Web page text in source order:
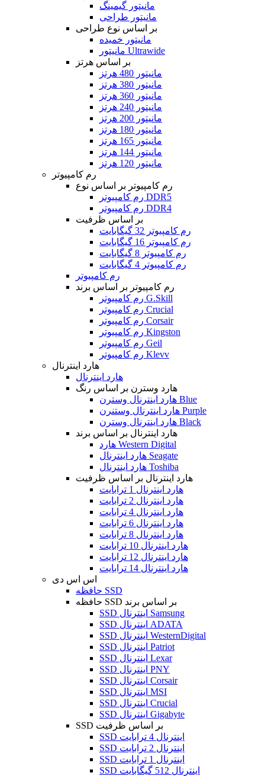
مانیتور گیمینگ
مانیتور طراحی
بر اساس نوع طراحی
مانیتور خمیده
مانیتور Ultrawide
بر اساس هرتز
مانیتور 480 هرتز
مانیتور 380 هرتز
مانیتور 360 هرتز
مانیتور 240 هرتز
مانیتور 200 هرتز
مانیتور 180 هرتز
مانیتور 165 هرتز
مانیتور 144 هرتز
مانیتور 120 هرتز
رم کامپیوتر
رم کامپیوتر بر اساس نوع
رم کامپیوتر DDR5
رم کامپیوتر DDR4
بر اساس ظرفیت
رم کامپیوتر 32 گیگابایت
رم کامپیوتر 16 گیگابایت
رم کامپیوتر 8 گیگابایت
رم کامپیوتر 4 گیگابایت
رم کامپیوتر
رم کامپیوتر بر اساس برند
رم کامپیوتر G.Skill
رم کامپیوتر Crucial
رم کامپیوتر Corsair
رم کامپیوتر Kingston
رم کامپیوتر Geil
رم کامپیوتر Klevv
هارد اینترنال
هارد اینترنال
هارد وسترن بر اساس رنگ
هارد اینترنال وسترن Blue
هارد اینترنال وستنرن Purple
هارد اینترنال وسترن Black
هارد اینترنال بر اساس برند
هارد Western Digital
هارد اینترنال Seagate
هارد اینترنال Toshiba
هارد اینترنال بر اساس ظرفیت
هارد اینترنال 1 ترابایت
هارد اینترنال 2 ترابایت
هارد اینترنال 4 ترابایت
هارد اینترنال 6 ترابایت
هارد اینترنال 8 ترابایت
هارد اینترنال 10 ترابایت
هارد اینترنال 12 ترابایت
هارد اینترنال 14 ترابایت
اس اس دی
حافظه SSD
حافظه SSD بر اساس برند
SSD اینترنال Samsung
SSD اینترنال ADATA
SSD اینترنال WesternDigital
SSD اینترنال Patriot
SSD اینترنال Lexar
SSD اینترنال PNY
SSD اینترنال Corsair
SSD اینترنال MSI
SSD اینترنال Crucial
SSD اینترنال Gigabyte
SSD بر اساس ظرفیت
SSD اینترنال 4 ترابایت
SSD اینترنال 2 ترابایت
SSD اینترنال 1 ترابایت
SSD اینترنال 512 گیگابایت